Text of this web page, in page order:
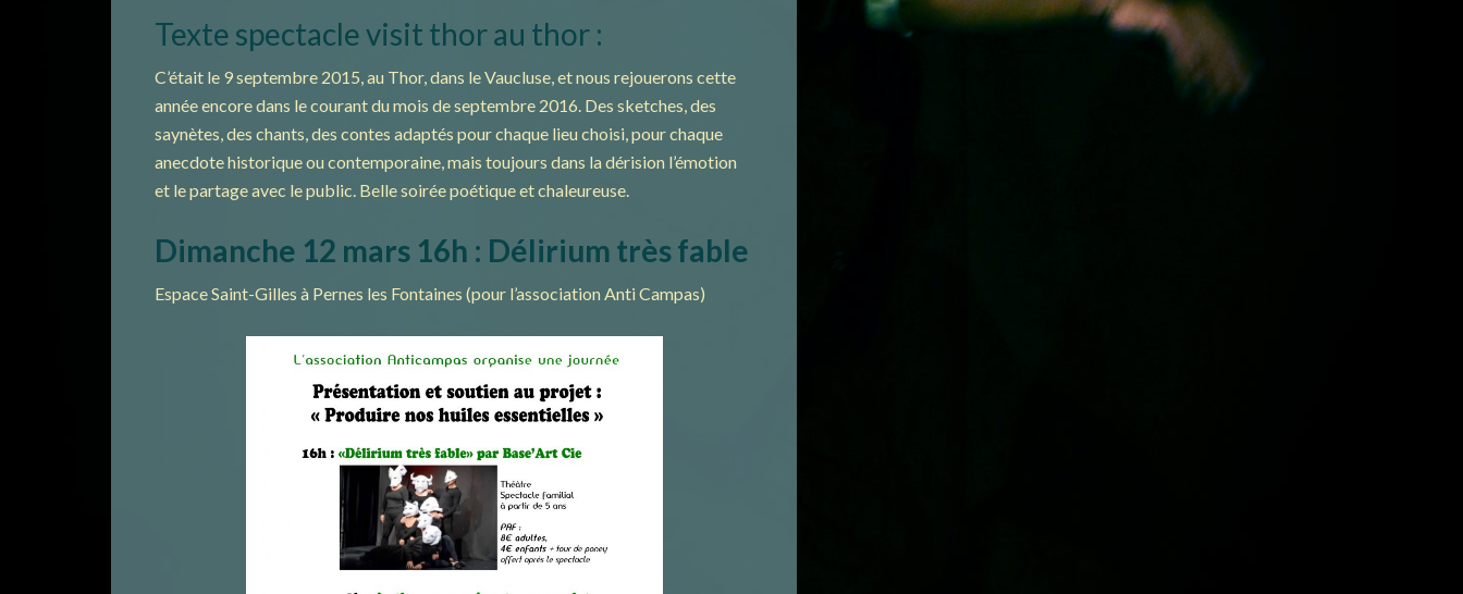
Texte spectacle visit thor au thor :
C’était le 9 septembre 2015, au Thor, dans le Vaucluse, et nous rejouerons cette
année encore dans le courant du mois de septembre 2016. Des sketches, des
saynètes, des chants, des contes adaptés pour chaque lieu choisi, pour chaque
anecdote historique ou contemporaine, mais toujours dans la dérision l’émotion
et le partage avec le public. Belle soirée poétique et chaleureuse.
Dimanche 12 mars 16h : Délirium très fable
Espace Saint-Gilles à Pernes les Fontaines (pour l’association Anti Campas)